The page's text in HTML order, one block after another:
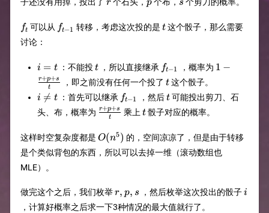
子还没有用掉，投出了 r个石头， p个布， s 个剪刀的概率。
f_t
ft 可以从 f_{t-
ft−1 转移，考虑这次投的是t
t这个骰子，那么需要
讨论：
i=t
i = t：不能投t
t，所以直接继承 f_{t-
1}
ft−1 ，概率为 1-
1 −
t
r+p+s ，即之前没有任何一个投了 t
t这个骰子。
i\not=t
i 
= t：首先可以继承 f_{t-
1}
ft−1 ，然后t
t可能投出剪刀、石
头、布，概率为 {r+p+s\over
t
r+p+s 乘上 t
t骰子对应的概率。
这样时空复杂度都是 O(n^5)
O(n5) 的，空间凉凉了，但是由于转移
是个类似背包的东西，所以可以去掉一维（滚动数组也
MLE）。
做完这个之后，我们枚举r,p,s
r, p, s ，然后枚举这次投出的骰子i
i
，计算好概率之后求一下3种情况的最大值就行了。